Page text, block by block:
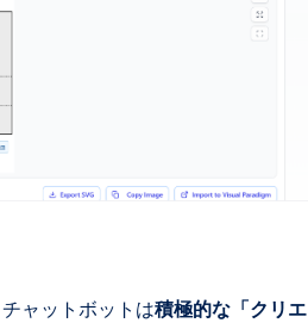
ャットボットは積極的な「クリエ